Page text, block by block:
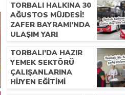
TORBALI HALKINA 30
AĞUSTOS MÜJDESI!
ZAFER BAYRAMI’NDA
ULAŞIM YARI
TORBALI’DA HAZIR
YEMEK SEKTÖRÜ
ÇALIŞANLARINA
HIJYEN EĞITIMI